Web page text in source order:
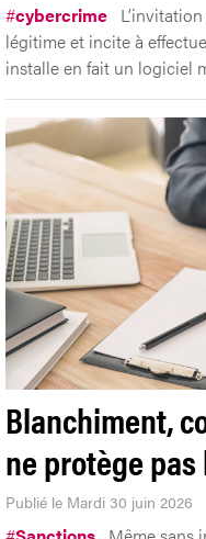
#cybercrime
légitime et incite à
installe en fait un logiciel
Blanchiment,
ne protège
Publié le Mardi 30 juin 2026